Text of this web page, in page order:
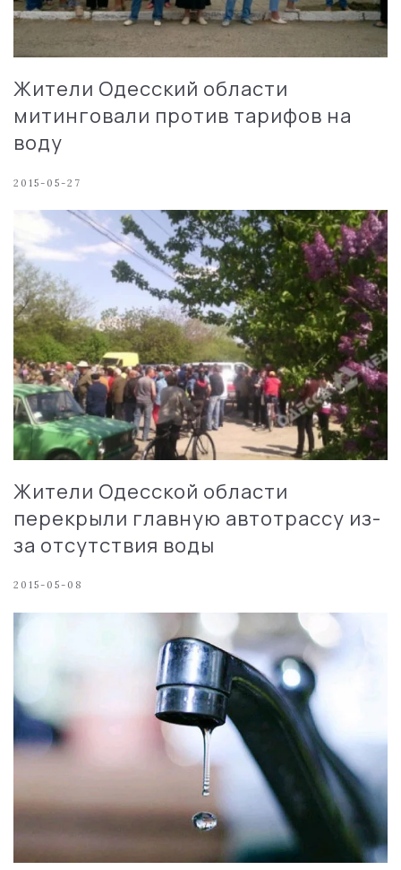
Жители Одесский области
митинговали против тарифов на
воду
2015-05-27
Жители Одесской области
перекрыли главную автотрассу из-
за отсутствия воды
2015-05-08